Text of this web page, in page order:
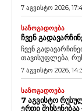
7 აგვისტო 2026,
ᲡᲐᲖᲝᲒᲐᲓᲝᲔᲑᲐ
ᲩᲕᲔᲜ
ჩვენ
თავისუფლება,
7 აგვისტო 2026,
ᲡᲐᲖᲝᲒᲐᲓᲝᲔᲑᲐ
7 ᲐᲒᲕᲘᲡᲢᲝ
ᲔᲠᲗᲘ